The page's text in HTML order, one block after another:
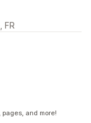
FR
and more!